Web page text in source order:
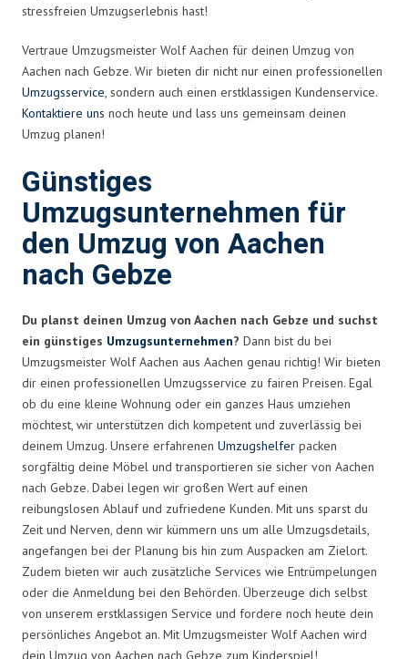
stressfreien Umzugserlebnis hast!
Vertraue Umzugsmeister Wolf Aachen für deinen Umzug von
Aachen nach Gebze. Wir bieten dir nicht nur einen professionellen
Umzugsservice, sondern auch einen erstklassigen Kundenservice.
Kontaktiere uns noch heute und lass uns gemeinsam deinen
Umzug planen!
Günstiges
Umzugsunternehmen für
den Umzug von Aachen
nach Gebze
Du planst deinen Umzug von Aachen nach Gebze und suchst
ein günstiges Umzugsunternehmen? Dann bist du bei
Umzugsmeister Wolf Aachen aus Aachen genau richtig! Wir bieten
dir einen professionellen Umzugsservice zu fairen Preisen. Egal
ob du eine kleine Wohnung oder ein ganzes Haus umziehen
möchtest, wir unterstützen dich kompetent und zuverlässig bei
deinem Umzug. Unsere erfahrenen Umzugshelfer packen
sorgfältig deine Möbel und transportieren sie sicher von Aachen
nach Gebze. Dabei legen wir großen Wert auf einen
reibungslosen Ablauf und zufriedene Kunden. Mit uns sparst du
Zeit und Nerven, denn wir kümmern uns um alle Umzugsdetails,
angefangen bei der Planung bis hin zum Auspacken am Zielort.
Zudem bieten wir auch zusätzliche Services wie Entrümpelungen
oder die Anmeldung bei den Behörden. Überzeuge dich selbst
von unserem erstklassigen Service und fordere noch heute dein
persönliches Angebot an. Mit Umzugsmeister Wolf Aachen wird
dein Umzug von Aachen nach Gebze zum Kinderspiel!